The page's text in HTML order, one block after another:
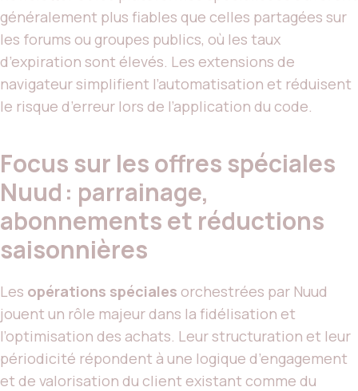
généralement plus fiables que celles partagées sur
les forums ou groupes publics, où les taux
d’expiration sont élevés. Les extensions de
navigateur simplifient l’automatisation et réduisent
le risque d’erreur lors de l’application du code.
Focus sur les offres spéciales
Nuud : parrainage,
abonnements et réductions
saisonnières
Les opérations spéciales orchestrées par Nuud
jouent un rôle majeur dans la fidélisation et
l’optimisation des achats. Leur structuration et leur
périodicité répondent à une logique d’engagement
et de valorisation du client existant comme du